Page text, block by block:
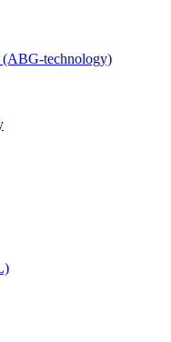
(ABG-technology)